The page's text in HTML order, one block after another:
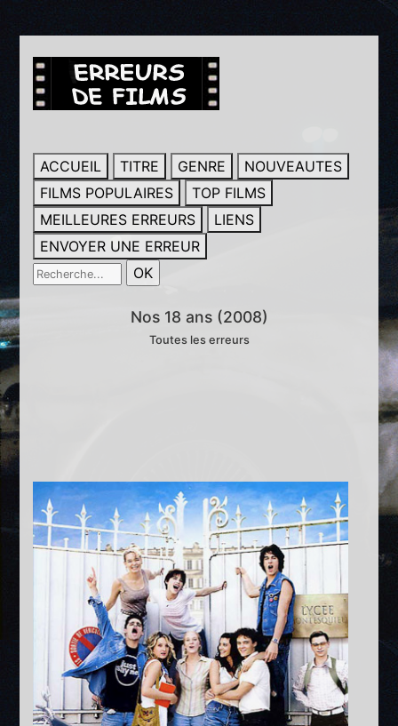
ACCUEIL TITRE GENRE
NOUVEAUTES
FILMS POPULAIRES
TOP FILMS
MEILLEURES ERREURS
LIENS
ENVOYER UNE ERREUR
Nos 18 ans (2008)
Toutes les erreurs